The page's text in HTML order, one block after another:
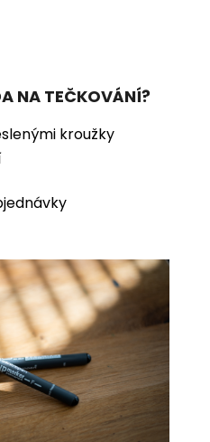
NA TEČKOVÁNÍ?
kroužky